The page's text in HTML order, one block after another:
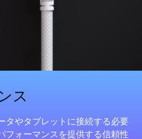
ス
タやタブレットに接続する必要
フォーマンスを提供する信頼性